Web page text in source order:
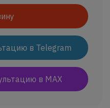
в Telegram
в MAX